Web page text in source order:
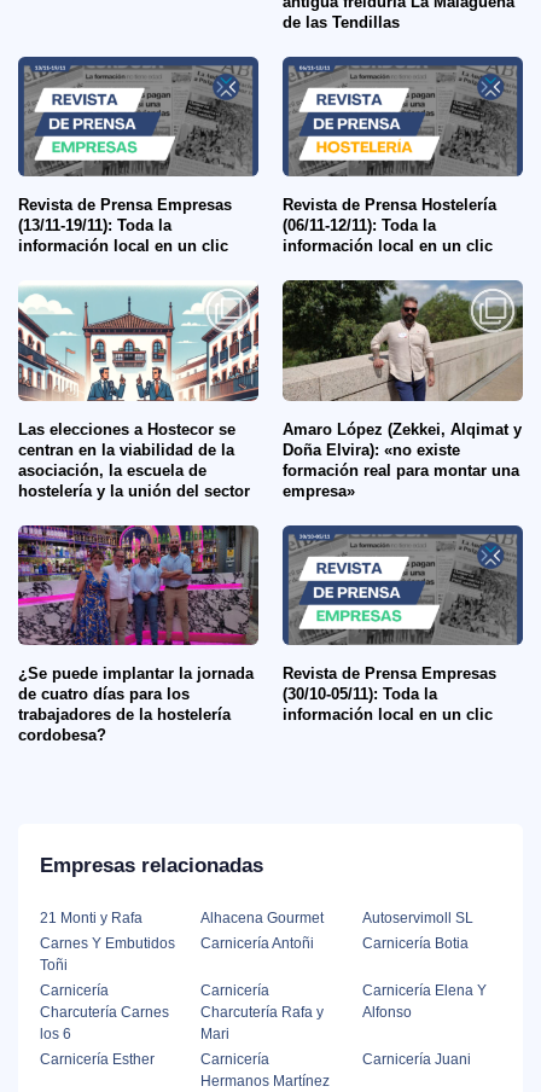
de las Tendillas
Revista de Prensa Empresas
(13/11-19/11): Toda la
información local en un clic
Revista de Prensa Hostelería
(06/11-12/11): Toda la
información local en un clic
Las elecciones a Hostecor se
centran en la viabilidad de la
asociación, la escuela de
hostelería y la unión del sector
Amaro López (Zekkei, Alqimat y
Doña Elvira): «no existe
formación real para montar una
empresa»
¿Se puede implantar la jornada
de cuatro días para los
trabajadores de la hostelería
cordobesa?
Revista de Prensa Empresas
(30/10-05/11): Toda la
información local en un clic
Empresas relacionadas
21 Monti y Rafa Alhacena Gourmet
Autoservimoll SL
Carnes Y Embutidos
Toñi
Carnicería Antoñi Carnicería Botia
Carnicería
Charcutería Carnes
los 6
Carnicería
Charcutería Rafa y
Mari
Carnicería Elena Y
Alfonso
Carnicería Esther
Carnicería
Hermanos Martínez
Carnicería Juani